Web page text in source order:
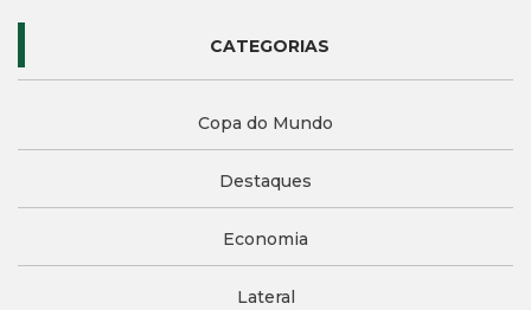
CATEGORIAS
Copa do Mundo
Destaques
Economia
Lateral